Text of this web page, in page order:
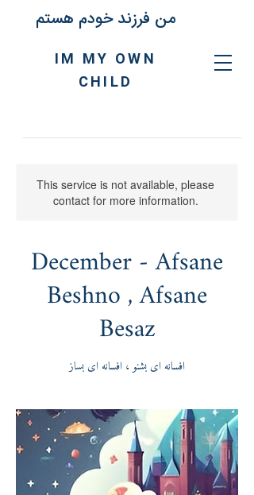
IM MY OWN
CHILD
من فرزند خودم هستم
This service is not available, please
contact for more information.
December - Afsane
Beshno , Afsane
Besaz
افسانه ای بشنو ، افسانه ای بساز